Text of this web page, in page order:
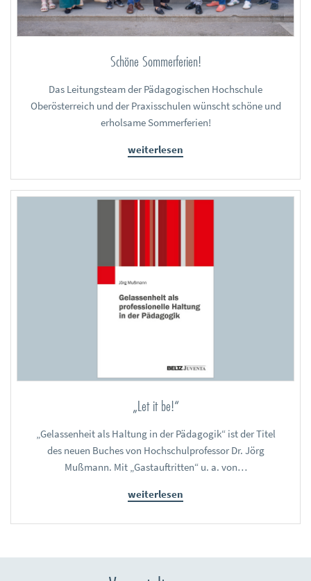
Schöne Sommerferien!
Das Leitungsteam der Pädagogischen Hochschule
Oberösterreich und der Praxisschulen wünscht schöne und
erholsame Sommerferien!
weiterlesen
„Let it be!“
„Gelassenheit als Haltung in der Pädagogik“ ist der Titel
des neuen Buches von Hochschulprofessor Dr. Jörg
Mußmann. Mit „Gastauftritten“ u. a. von…
weiterlesen